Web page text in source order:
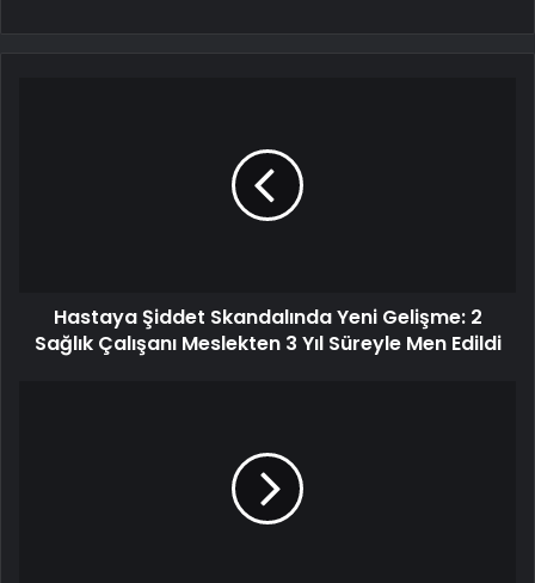
Hastaya Şiddet Skandalında Yeni Gelişme: 2
Sağlık Çalışanı Meslekten 3 Yıl Süreyle Men Edildi